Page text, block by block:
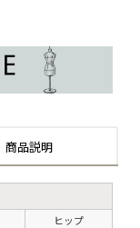
商品説明
ヒップ